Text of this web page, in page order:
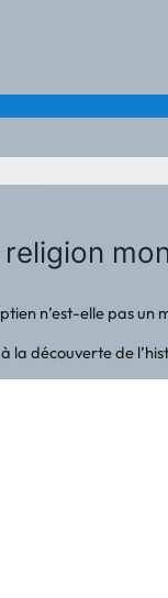
religion
n’est-elle pas
la découverte de